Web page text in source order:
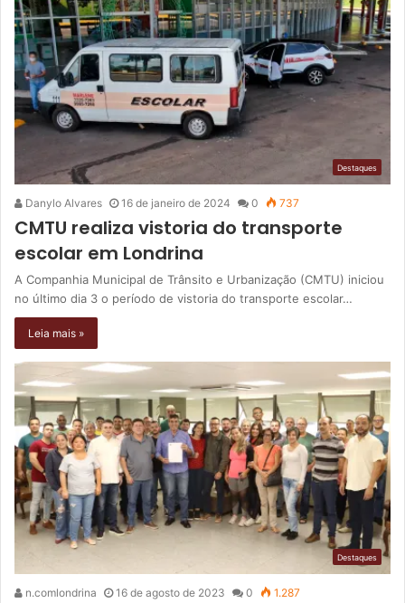
Destaques
Danylo Alvares 16 de janeiro de 2024 0 737
CMTU realiza vistoria do transporte
escolar em Londrina
A Companhia Municipal de Trânsito e Urbanização (CMTU) iniciou
no último dia 3 o período de vistoria do transporte escolar…
Leia mais »
Destaques
n.comlondrina 16 de agosto de 2023 0 1.287